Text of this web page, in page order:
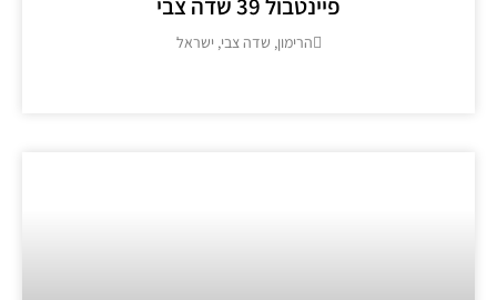
פיינטבול 39 שדה צבי
הרימון, שדה צבי, ישראל